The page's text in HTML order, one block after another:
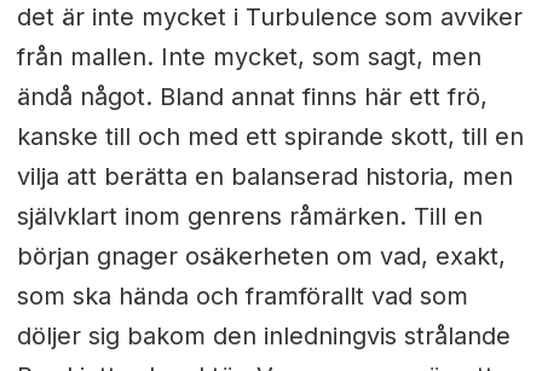
det är inte mycket i Turbulence som avviker
från mallen. Inte mycket, som sagt, men
ändå något. Bland annat finns här ett frö,
kanske till och med ett spirande skott, till en
vilja att berätta en balanserad historia, men
självklart inom genrens råmärken. Till en
början gnager osäkerheten om vad, exakt,
som ska hända och framförallt vad som
döljer sig bakom den inledningvis strålande